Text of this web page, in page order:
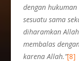
dengan
sesuatu sama
diharamkan
membalas
karena Allah.”[8]